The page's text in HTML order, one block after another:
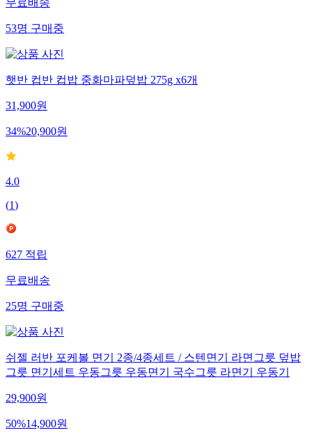
무료배송
53명구매중
햇반 컵반 컵밥 중화마파덮밥 275g x6개
31,900원
34%20,900원
4.0
(1)
627적립
무료배송
25명구매중
쉬젤 러반 포케볼 면기 2종/4종세트 / 스텐면기 라면그릇 덮밥
그릇 면기세트 우동그릇 우동면기 국수그릇 라면기 우동기
29,900원
50%14,900원